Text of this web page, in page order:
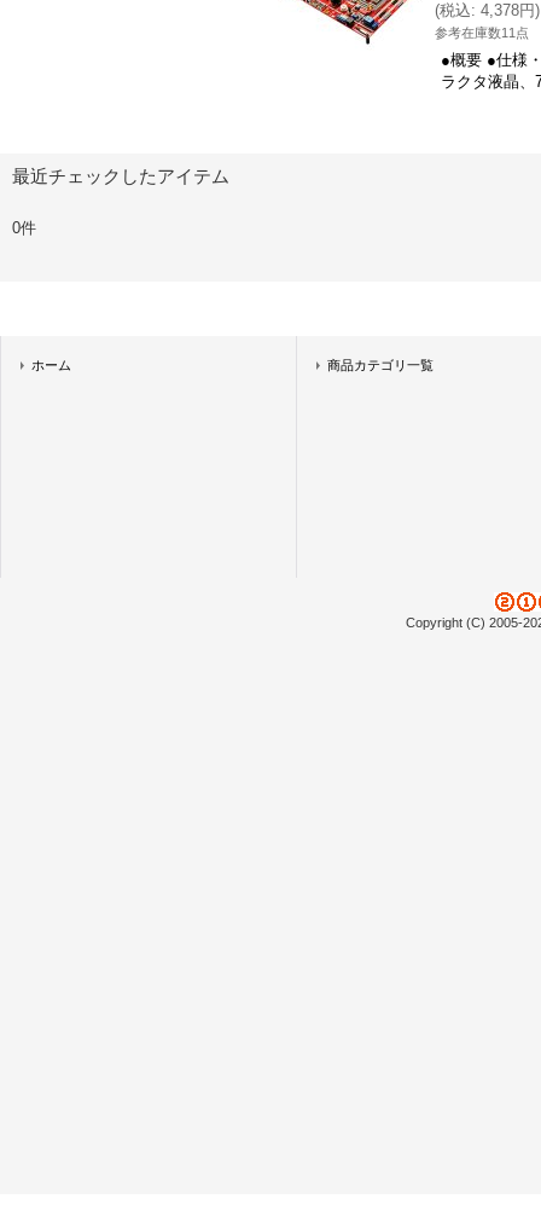
(税込: 4,378円)
参考在庫数11点
●概要 ●仕様
ラクタ液晶
最近チェックしたアイテム
0件
ホーム 商品カテゴリ一覧
Copyright (C) 2005-